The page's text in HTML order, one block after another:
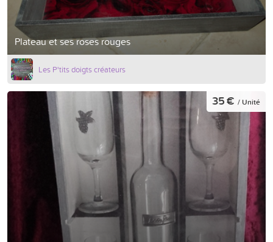
Plateau et ses roses rouges
Les P'tits doigts créateurs
35 € / Unité